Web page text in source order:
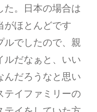
た。日本の場合は
がほとんどです
ルでしたので、親
ルだなぁと、いい
んだろうなと思い
テイファミリーの